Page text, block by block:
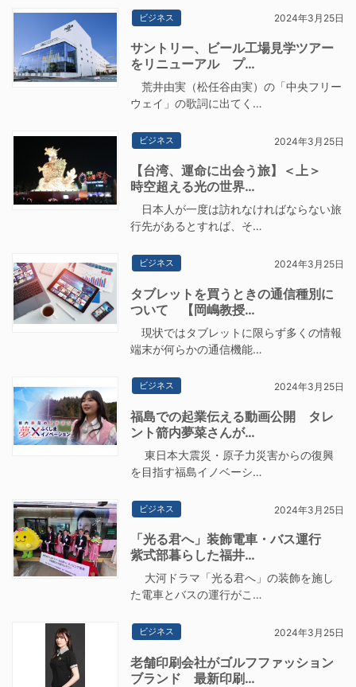
ビジネス 2024年3月25日
サントリー、ビール工場見学ツアー
をリニューアル プ…
荒井由実（松任谷由実）の「中央フリー
ウェイ」の歌詞に出てく…
ビジネス 2024年3月25日
【台湾、運命に出会う旅】＜上＞
時空超える光の世界…
日本人が一度は訪れなければならない旅
行先があるとすれば、そ…
ビジネス 2024年3月25日
タブレットを買うときの通信種別に
ついて 【岡嶋教授…
現状ではタブレットに限らず多くの情報
端末が何らかの通信機能…
ビジネス 2024年3月25日
福島での起業伝える動画公開 タレ
ント箭内夢菜さんが…
東日本大震災・原子力災害からの復興
を目指す福島イノベーシ…
ビジネス 2024年3月25日
「光る君へ」装飾電車・バス運行
紫式部暮らした福井…
大河ドラマ「光る君へ」の装飾を施し
た電車とバスの運行がこ…
ビジネス 2024年3月25日
老舗印刷会社がゴルフファッション
ブランド 最新印刷…